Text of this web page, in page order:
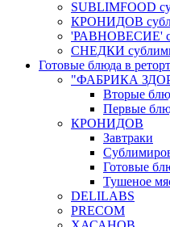
SUBLIMFOOD
КРОНИДОВ
'РАВНОВЕСИЕ'
СНЕДКИ
Готовые блюда в
"ФАБРИКА
Вторые
Первые
КРОНИДОВ
Завтраки
Готовые
Тушеное
DELILABS
PRECOM